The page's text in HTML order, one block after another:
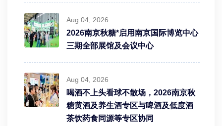
Aug 04, 2026
2026南京秋糖*启用南京国际博览中心
三期全部展馆及会议中心
Aug 04, 2026
喝酒不上头看球不散场，2026南京秋
糖黄酒及养生酒专区与啤酒及低度酒
茶饮药食同源等专区协同